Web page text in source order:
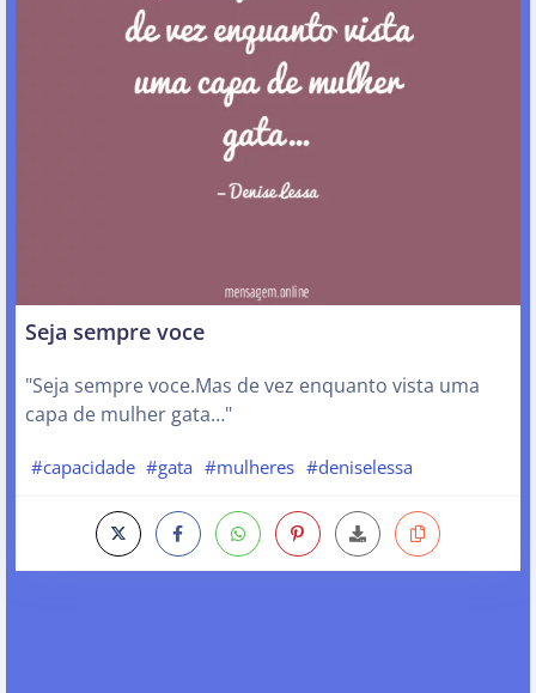
Seja sempre voce
"Seja sempre voce.Mas de vez enquanto vista uma
capa de mulher gata…"
#capacidade #gata #mulheres #deniselessa